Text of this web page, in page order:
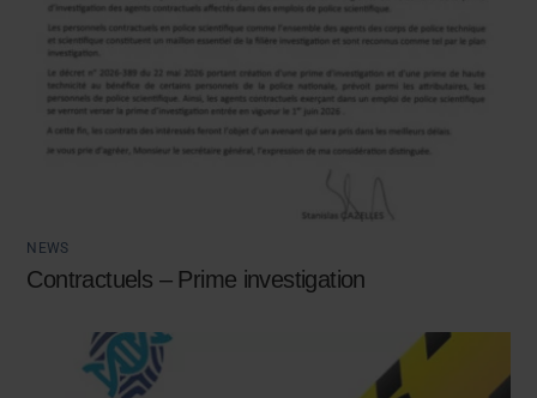
NEWS
Contractuels – Prime investigation